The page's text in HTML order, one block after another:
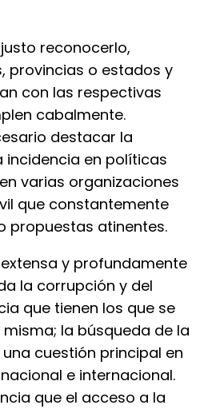
reconocerlo,
provincias o estados y
con las respectivas
cabalmente.
destacar la
incidencia en políticas
varias organizaciones
que constantemente
propuestas atinentes.
y profundamente
la corrupción y del
que tienen los que se
la búsqueda de la
cuestión principal en
e internacional.
que el acceso a la